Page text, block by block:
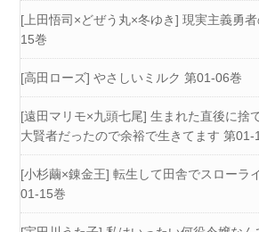
[上田悟司×どぜう丸×冬ゆき] 現実主義勇
15巻
[高田ローズ] やさしいミルク 第01-06巻
[遠田マリモ×九頭七尾] 生まれた直後に捨
大賢者だったので余裕で生きてます 第01-
[小杉繭×錬金王] 転生して田舎でスローラ
01-15巻